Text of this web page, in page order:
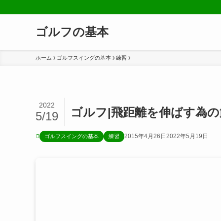
ゴルフの基本
ホーム ゴルフスイングの基本 練習
ゴルフ|飛距離を伸ばす為
2022
5/19
ゴルフスイングの基本 練習 2015年4月26日 2022年5月19日